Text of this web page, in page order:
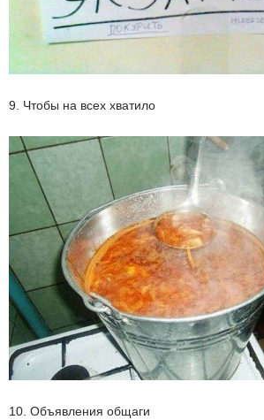
9. Чтобы на всех хватило
10. Объявления общаги